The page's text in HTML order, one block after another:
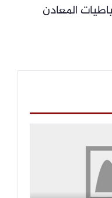
المعادن